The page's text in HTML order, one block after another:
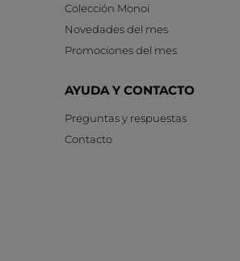
Colección Monoi
Novedades del mes
Promociones del mes
AYUDA Y CONTACTO
Preguntas y respuestas
Contacto